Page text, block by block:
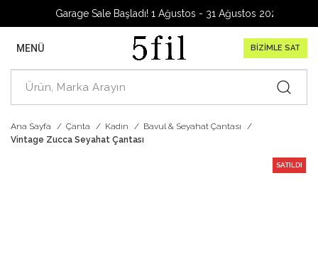
Garage Sale Başladı! 1 Ağustos - 31 Ağustos 2026
MENÜ BİZİMLE SAT
Ana Sayfa Çanta Kadın
Bavul & Seyahat Çantası
Vintage Zucca Seyahat Çantası
SATILDI